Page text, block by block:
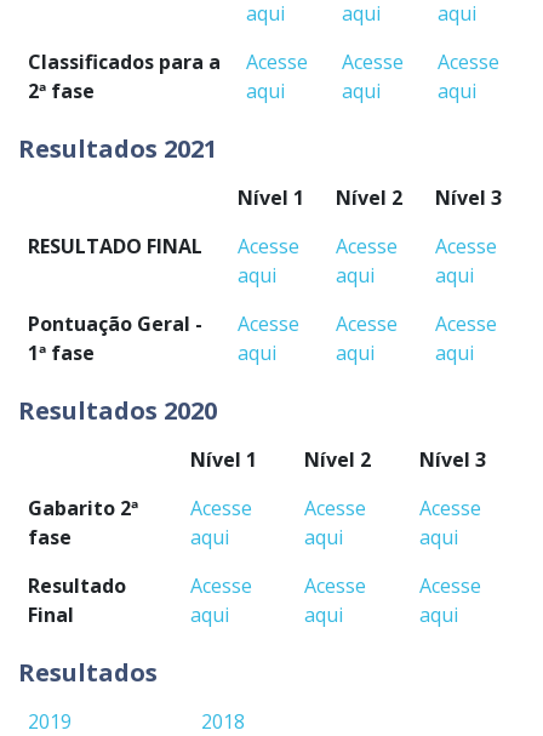
aqui
aqui
aqui
Classificados para a
2ª fase
Acesse
aqui
Acesse
aqui
Acesse
aqui
Resultados 2021
Nível 1 Nível 2
Nível 3
RESULTADO FINAL
Acesse
aqui
Acesse
aqui
Acesse
aqui
Pontuação Geral -
1ª fase
Acesse
aqui
Acesse
aqui
Acesse
aqui
Resultados 2020
Nível 1 Nível 2
Nível 3
Gabarito 2ª
fase
Acesse
aqui
Acesse
aqui
Acesse
aqui
Resultado
Final
Acesse
aqui
Acesse
aqui
Acesse
aqui
Resultados
2019 2018